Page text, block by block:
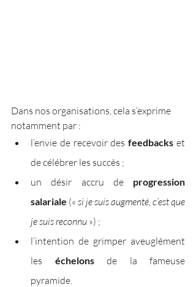
Dans nos organisations, cela s’exprime
notamment par :
l’envie de recevoir des feedbacks et
de célébrer les succès ;
un désir accru de progression
salariale (« si je suis augmenté, c’est que
je suis reconnu ») ;
l’intention de grimper aveuglément
les échelons de la fameuse
pyramide.